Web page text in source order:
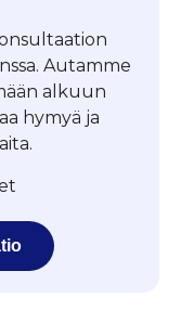
Autamme
alkuun
hymyä ja